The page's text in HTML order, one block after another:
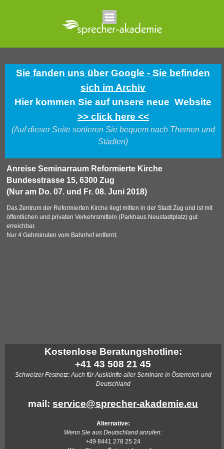
Menü überspringen
Sie fanden uns über Google - Sie befinden
sich im Archiv
Hier kommen Sie auf unsere neue Website
>> click here <<
(Auf dieser Seite sortieren Sie bequem nach Themen und
Städten)
Anreise Seminarraum Reformierte Kirche
Bundesstrasse 15, 6300 Zug
(Nur am Do. 07. und Fr. 08. Juni 2018)
Das Zentrum der Reformierten Kirche liegt mitten in der Stadt Zug und ist mit
öffentlichen und privaten Verkehrsmitteln (Parkhaus Neustadtplatz) gut
erreichbar.
Nur 4 Gehminuten vom Bahnhof entfernt.
Kostenlose Beratungshotline:
+41 43 508 21 45
Schweizer Festnetz: Auch für Auskünfte aller Seminare in Österreich und
Deutschland
mail: service@sprecher-akademie.eu
Alternative:
Wenn Sie aus Deutschland anrufen:
+49 8441 278 25 24